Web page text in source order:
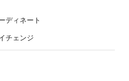
ディネート
チェンジ